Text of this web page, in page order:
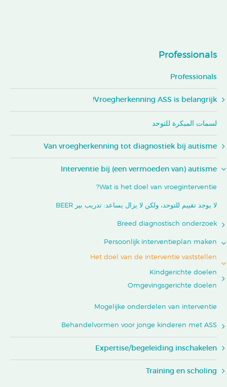
Professionals
Professionals
Vroegherkenning ASS is belangrijk!
لسمات المبكرة للتوحد
Van vroegherkenning tot diagnostiek bij autisme
Interventie bij (een vermoeden van) autisme
Wat is het doel van vroeginterventie?
لا يوجد تقييم للتوحد، ولكن لا يزال يساعد: تدريب بير BEER
Breed diagnostisch onderzoek
Persoonlijk interventieplan maken
Het doel van de interventie vaststellen
Kindgerichte doelen
Omgevingsgerichte doelen
Mogelijke onderdelen van interventie
Behandelvormen voor jonge kinderen met ASS
Expertise/begeleiding inschakelen
Training en scholing